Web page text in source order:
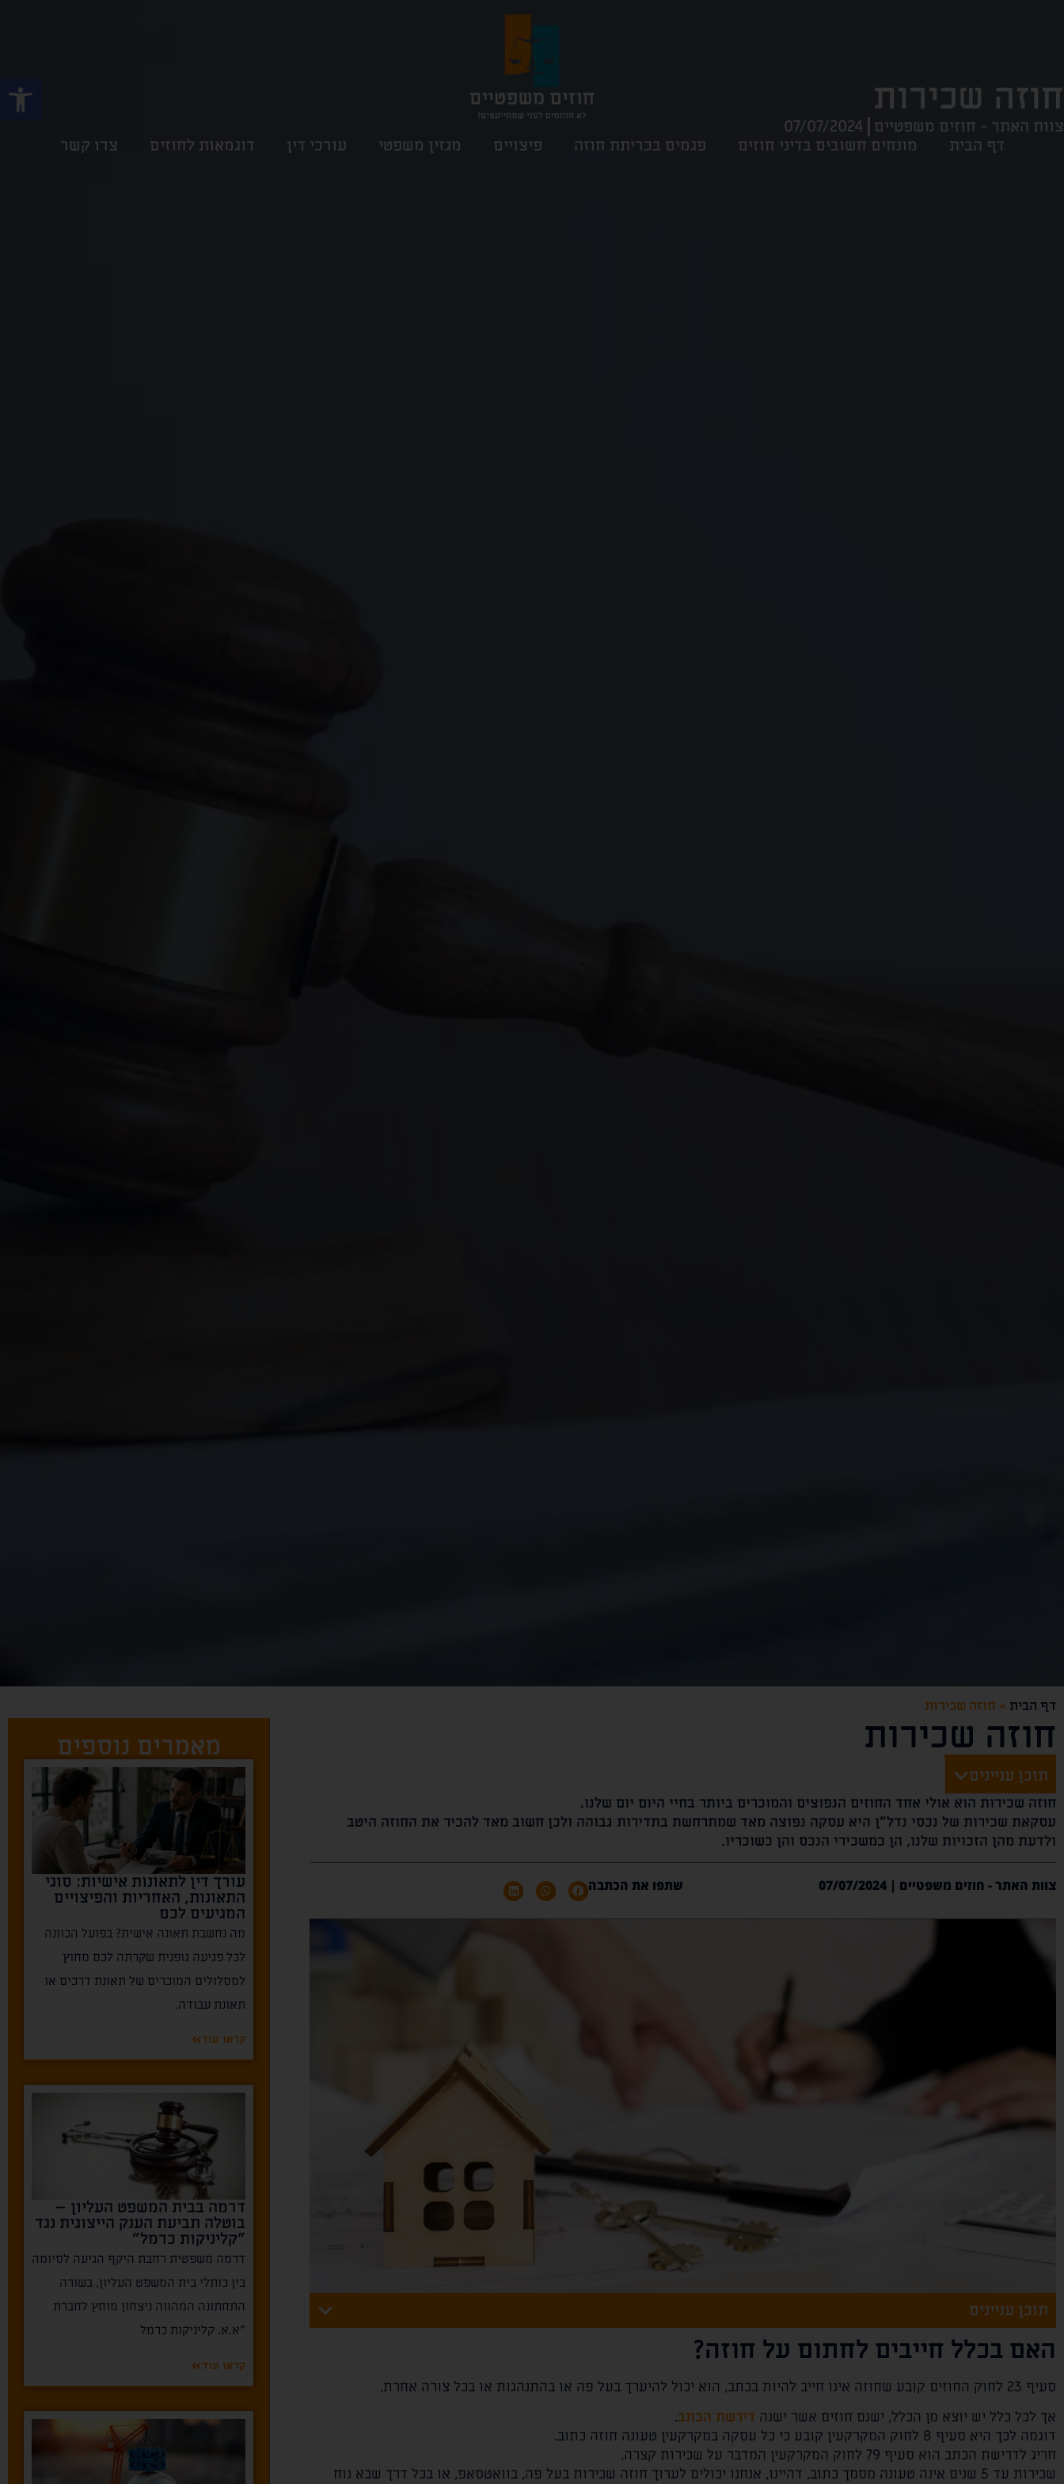
דף הבית מונחים חשובים בדיני חוזים פגמים בכריתת חוזה פיצויים מגזין משפטי עורכי דין דוגמאות לחוזים צרו קשר
חוזה שכירות
צוות האתר - חוזים משפטיים 07/07/2024
דף הבית » חוזה שכירות
חוזה שכירות
תוכן עניינים
חוזה שכירות הוא אולי אחד החוזים הנפוצים והמוכרים ביותר בחיי היום יום שלנו.
עסקאת שכירות של נכסי נדל"ן היא עסקה נפוצה מאד שמתרחשת בתדירות גבוהה ולכן חשוב מאד להכיר את החוזה היטב
ולדעת מהן הזכויות שלנו, הן כמשכירי הנכס והן כשוכריו.
צוות האתר - חוזים משפטיים | 07/07/2024 שתפו את הכתבה
תוכן עניינים
האם בכלל חייבים לחתום על חוזה?
סעיף 23 לחוק החוזים קובע שחוזה אינו חייב להיות בכתב, הוא יכול להיערך בעל פה או בהתנהגות או בכל צורה אחרת.
אך לכל כלל יש יוצא מן הכלל, ישנם חוזים אשר ישנה דירשת הכתב.
דוגמה לכך היא סעיף 8 לחוק המקרקעין קובע כי כל עסקה במקרקעין טעונה חוזה כתוב.
חריג לדרישת הכתב הוא סעיף 79 לחוק המקרקעין המדבר על שכירות קצרה.
שכירות עד 5 שנים אינה טעונה מסמך כתוב, דהיינו, אנחנו יכולים לערוך חוזה שכירות בעל פה, בוואטסאפ, או בכל דרך שבא נוח
מאמרים נוספים
עורך דין לתאונות אישיות: סוגי
התאונות, האחריות והפיצויים
המגיעים לכם
מה נחשבת תאונה אישית? בפועל הכוונה
לכל פגיעה גופנית שקרתה לכם מחוץ
למסלולים המוכרים של תאונת דרכים או
תאונת עבודה.
קראו עוד
דרמה בבית המשפט העליון –
בוטלה תביעת הענק הייצוגית נגד
"קליניקות כרמל"
דרמה משפטית רחבת היקף הגיעה לסיומה
בין כותלי בית המשפט העליון, בשורה
התחתונה המהווה ניצחון מוחץ לחברת
"א.א. קליניקות כרמל
קראו עוד